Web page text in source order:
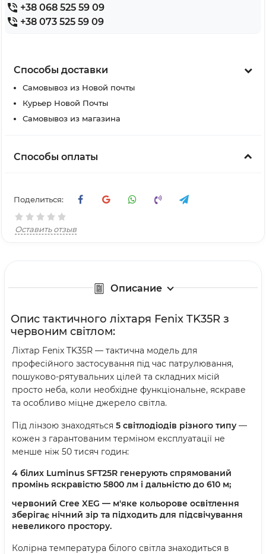
+38 068 525 59 09
+38 073 525 59 09
Способы доставки
Самовывоз из Новой почты
Курьер Новой Почты
Самовывоз из магазина
Способы оплаты
Поделиться:
Оставить отзыв
Описание
Опис тактичного ліхтаря Fenix TK35R з
червоним світлом:
Ліхтар Fenix TK35R — тактична модель для
професійного застосування під час патрулювання,
пошуково-рятувальних цілей та складних місій
просто неба, коли необхідне функціональне, яскраве
та особливо міцне джерело світла.
Під лінзою знаходяться 5 світлодіодів різного типу —
кожен з гарантованим терміном експлуатації не
менше ніж 50 тисяч годин:
4 білих Luminus SFT25R генерують спрямований
промінь яскравістю 5800 лм і дальністю до 610 м;
червоний Cree XEG — м'яке кольорове освітлення
зберігає нічний зір та підходить для підсвічування
невеликого простору.
Колірна температура білого світла знаходиться в